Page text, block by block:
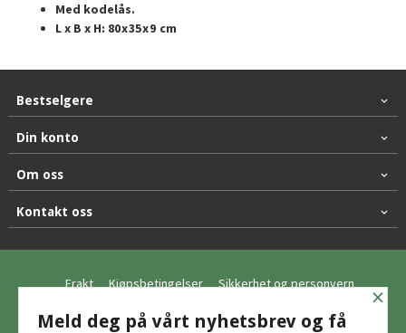
Med kodelås.
L x B x H: 80 x 35 x 9 cm
Bestselgere
Din konto
Om oss
Kontakt oss
Frakt Kjøpsbetingelser Sikkerhet og personvern
Nyhetsbrev
×
Meld deg på vårt nyhetsbrev og få